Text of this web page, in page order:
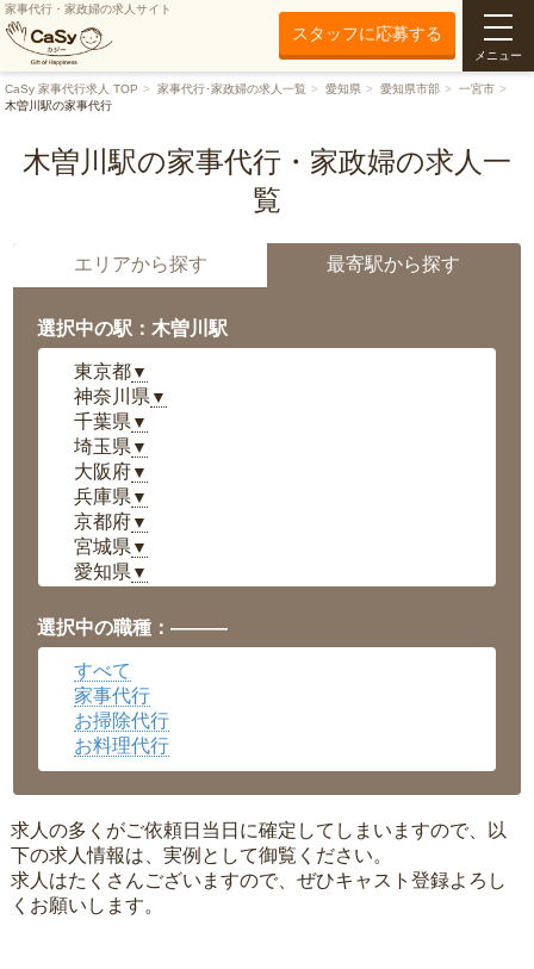
家事代行・家政婦の求人サイト
スタッフに応募する
メニュー
CaSy 家事代行求人 TOP 家事代行･家政婦の求人一覧 愛知県 愛知県市部
一宮市
木曽川駅の家事代行
木曽川駅の家事代行・家政婦の求人一
覧
エリアから探す 最寄駅から探す
選択中の駅：木曽川駅
東京都▼
神奈川県 ▼
千葉県 ▼
埼玉県 ▼
大阪府▼
兵庫県 ▼
京都府▼
宮城県 ▼
愛知県 ▼
岡山県▼
広島県▼
沖縄県
選択中の職種：———
すべて
家事代行
お掃除代行
お料理代行
求人の多くがご依頼日当日に確定してしまいますので、以
下の求人情報は、実例として御覧ください。
求人はたくさんございますので、ぜひキャスト登録よろし
くお願いします。